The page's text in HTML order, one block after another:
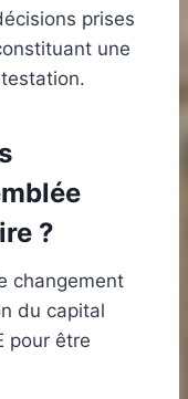
prises
une
?
changement
du capital
pour être